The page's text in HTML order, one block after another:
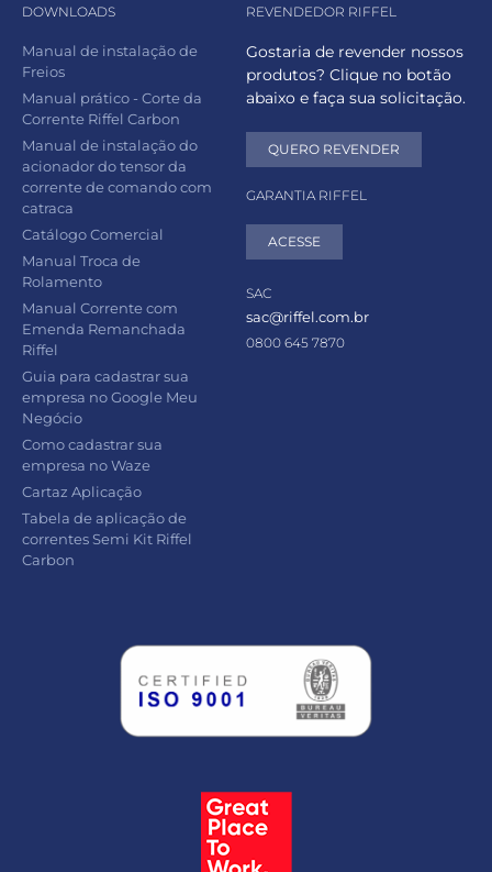
DOWNLOADS
Manual de instalação de
Freios
Manual prático - Corte da
Corrente Riffel Carbon
Manual de instalação do
acionador do tensor da
corrente de comando com
catraca
Catálogo Comercial
Manual Troca de
Rolamento
Manual Corrente com
Emenda Remanchada
Riffel
Guia para cadastrar sua
empresa no Google Meu
Negócio
Como cadastrar sua
empresa no Waze
Cartaz Aplicação
Tabela de aplicação de
correntes Semi Kit Riffel
Carbon
REVENDEDOR RIFFEL
Gostaria de revender nossos
produtos? Clique no botão
abaixo e faça sua solicitação.
QUERO REVENDER
GARANTIA RIFFEL
ACESSE
SAC
sac@riffel.com.br
0800 645 7870